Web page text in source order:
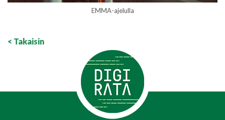
EMMA-ajelulla
< Takaisin